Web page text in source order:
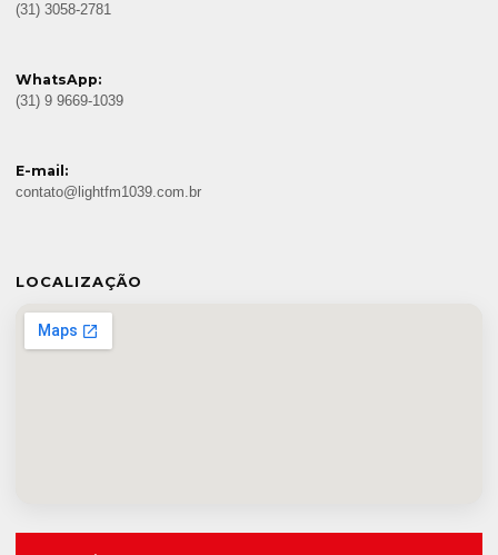
(31) 3058-2781
WhatsApp:
(31) 9 9669-1039
E-mail:
contato@lightfm1039.com.br
LOCALIZAÇÃO